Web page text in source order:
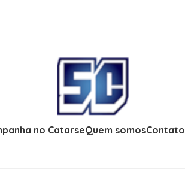
no CatarseQuem somosContato